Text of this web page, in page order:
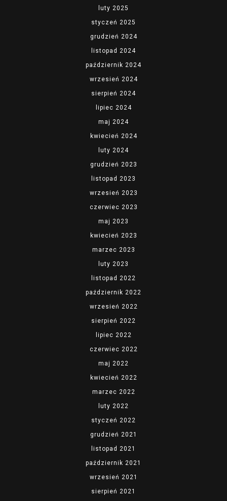
luty 2025
styczeń 2025
grudzień 2024
listopad 2024
październik 2024
wrzesień 2024
sierpień 2024
lipiec 2024
maj 2024
kwiecień 2024
luty 2024
grudzień 2023
listopad 2023
wrzesień 2023
czerwiec 2023
maj 2023
kwiecień 2023
marzec 2023
luty 2023
listopad 2022
październik 2022
wrzesień 2022
sierpień 2022
lipiec 2022
czerwiec 2022
maj 2022
kwiecień 2022
marzec 2022
luty 2022
styczeń 2022
grudzień 2021
listopad 2021
październik 2021
wrzesień 2021
sierpień 2021